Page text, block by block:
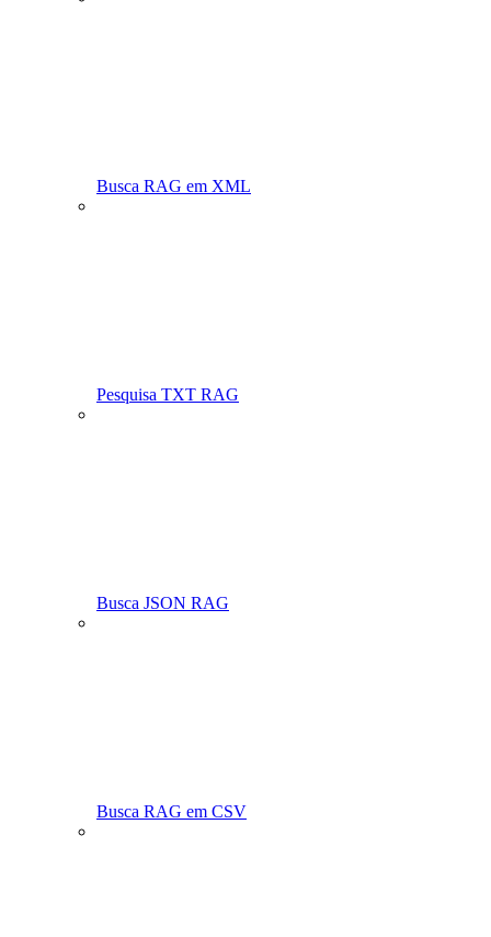
Busca RAG em XML
Pesquisa TXT RAG
Busca JSON RAG
Busca RAG em CSV